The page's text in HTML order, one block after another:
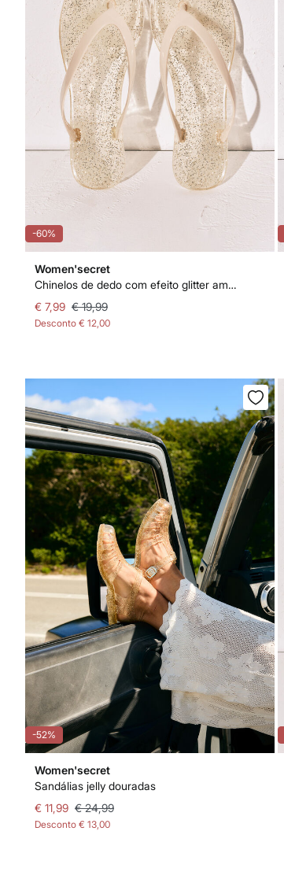
-60%
Women'secret
Chinelos de dedo com efeito glitter amarelo
€ 7,99 € 19,99
Desconto € 12,00
-52%
Women'secret
Sandálias jelly douradas
€ 11,99 € 24,99
Desconto € 13,00